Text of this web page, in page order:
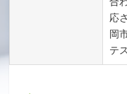
応
岡
テ